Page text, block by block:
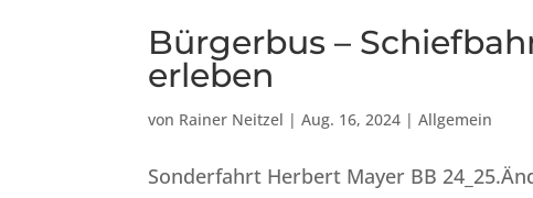
Bürgerbus –
erleben
von Rainer Neitzel |Aug. 16, 2024 |Allgemein
Sonderfahrt Herbert Mayer BB